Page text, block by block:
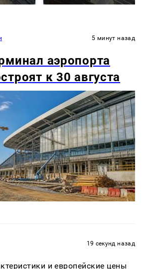
5 минут назад
аэропорта
к 30 августа
19 секунд назад
и европейские цены